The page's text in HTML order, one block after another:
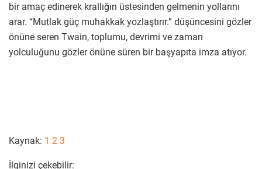
bir amaç edinerek krallığın üstesinden gelmenin yollarını
arar. “Mutlak güç muhakkak yozlaştırır.” düşüncesini gözler
önüne seren Twain, toplumu, devrimi ve zaman
yolculuğunu gözler önüne süren bir başyapıta imza atıyor.
Kaynak: 1 2 3
İlginizi çekebilir: